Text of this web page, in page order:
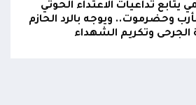
يتابع تداعيات الاعتداء الحوثي
وحضرموت.. ويوجه بالرد الحازم
الجرحى وتكريم الشهداء